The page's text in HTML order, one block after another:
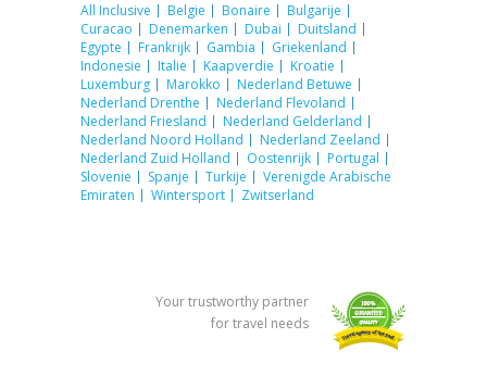
All Inclusive Belgie Bonaire
Bulgarije
Curacao
Denemarken Dubai
Duitsland
Egypte
Frankrijk Gambia
Griekenland
Indonesie
Italie Kaapverdie
Kroatie
Luxemburg
Marokko
Nederland Betuwe
Nederland Drenthe
Nederland Flevoland
Nederland Friesland
Nederland Gelderland
Nederland Noord Holland
Nederland Zeeland
Nederland Zuid Holland
Oostenrijk
Portugal
Slovenie
Spanje Turkije
Verenigde Arabische
Emiraten
Wintersport Zwitserland
Your trustworthy partner
for travel needs